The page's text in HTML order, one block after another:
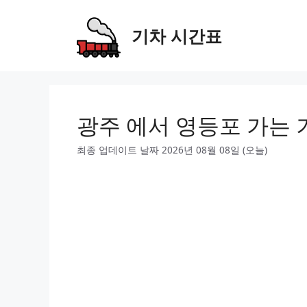
기차 시간표
광주 에서 영등포 가는
최종 업데이트 날짜 2026년 08월 08일 (오늘)